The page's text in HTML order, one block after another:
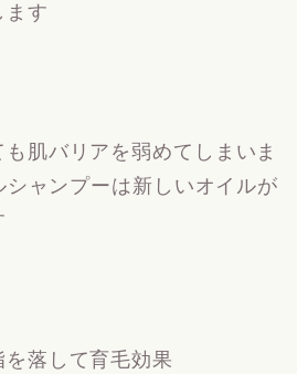
ます
肌バリアを弱めてしまいま
ャンプーは新しいオイルが
落して育毛効果